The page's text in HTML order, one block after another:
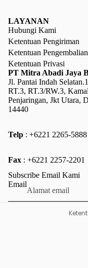
LAYANAN
Hubungi Kami
Ketentuan Pengiriman
Ketentuan Pengembalian
Ketentuan Privasi
PT Mitra Abadi Jaya
Jl. Pantai Indah
RT.3, RT.3/RW.3,
Penjaringan, Jkt Utara,
14440
Telp : +6221 2265-5888
Fax : +6221 2257-2201
Subscribe Email Kami
Email